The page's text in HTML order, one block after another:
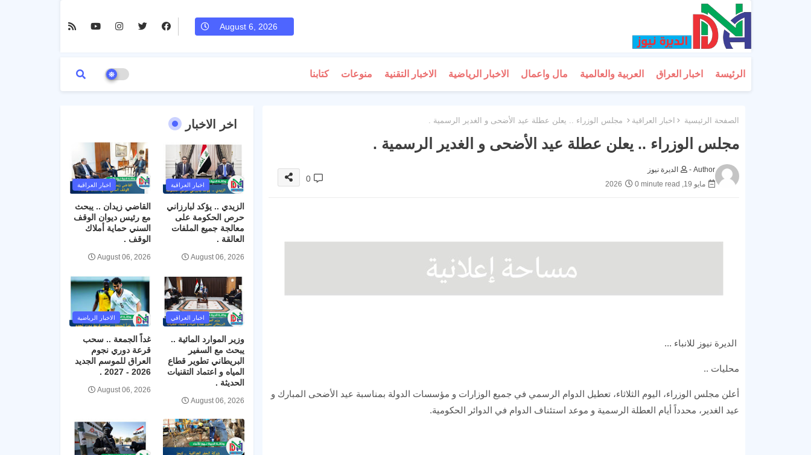
August 6, 2026
الرئيسة اخبار العراق العربية والعالمية مال واعمال الاخبار الرياضية الاخبار التقنية منوعات كتابنا
الصفحة الرئيسية اخبار العراقية مجلس الوزراء .. يعلن عطلة عيد الأضحى و الغدير الرسمية .
مجلس الوزراء .. يعلن عطلة عيد الأضحى و الغدير الرسمية .
Author -
الديرة نيوز
مايو 19, 2026
0 minute read
0
الديرة نيوز للانباء ...
محليات ..
أعلن مجلس الوزراء، اليوم الثلاثاء، تعطيل الدوام الرسمي في جميع الوزارات و مؤسسات الدولة بمناسبة عيد الأضحى المبارك و
عيد الغدير، محدداً أيام العطلة الرسمية و موعد استئناف الدوام في الدوائر الحكومية.
اخر الاخبار
اخبار العراقية
الزيدي .. يؤكد لبارزاني
حرص الحكومة على
معالجة جميع الملفات
العالقة .
August 06, 2026
اخبار العراقية
القاضي زيدان .. يبحث
مع رئيس ديوان الوقف
السني حماية أملاك
الوقف .
August 06, 2026
اخبار العراقي
وزير الموارد المائية ..
يبحث مع السفير
البريطاني تطوير قطاع
المياه و اعتماد التقنيات
الحديثة .
August 06, 2026
الاخبار الرياضية
غداً الجمعة .. سحب
قرعة دوري نجوم
العراق للموسم الجديد
2026 - 2027 .
August 06, 2026